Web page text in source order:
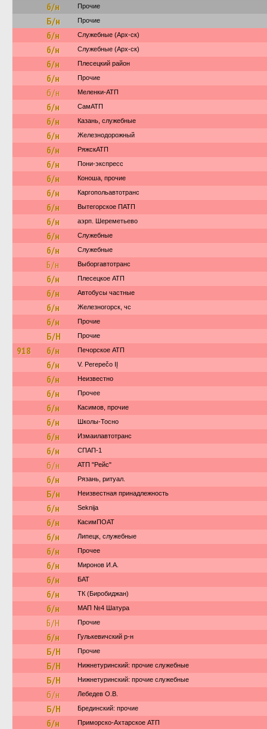
б/н Прочие
Б/н Прочие
б/н Служебные (Арх-ск)
б/н Служебные (Арх-ск)
б/н Плесецкий район
б/н Прочие
б/н Меленки-АТП
б/н СамАТП
б/н Казань, служебные
б/н Железнодорожный
б/н РяжскАТП
б/н Пони-экспресс
б/н Коноша, прочие
б/н Каргопольавтотранс
б/н Вытегорское ПАТП
б/н аэрп. Шереметьево
б/н Служебные
б/н Служебные
Б/н Выборгавтотранс
б/н Плесецкое АТП
б/н Автобусы частные
б/н Железногорск, чс
б/н Прочие
Б/Н Прочие
918 б/н Печорское АТП
б/н V. Perepečo IĮ
б/н Неизвестно
б/н Прочее
б/н Касимов, прочие
б/н Школы-Тосно
б/н Измаилавтотранс
б/н СПАП-1
б/н АТП "Рейс"
б/н Рязань, ритуал.
Б/н Неизвестная принадлежность
б/н Seknija
б/н КасимПОАТ
б/н Липецк, служебные
б/н Прочее
б/н Миронов И.А.
б/н БАТ
б/н ТК (Биробиджан)
б/н МАП №4 Шатура
Б/Н Прочие
б/н Гулькевичский р-н
Б/Н Прочие
Б/Н Нижнетуринский: прочие служебные
Б/Н Нижнетуринский: прочие служебные
б/н Лебедев О.В.
Б/Н Брединский: прочие
б/н Приморско-Ахтарское АТП